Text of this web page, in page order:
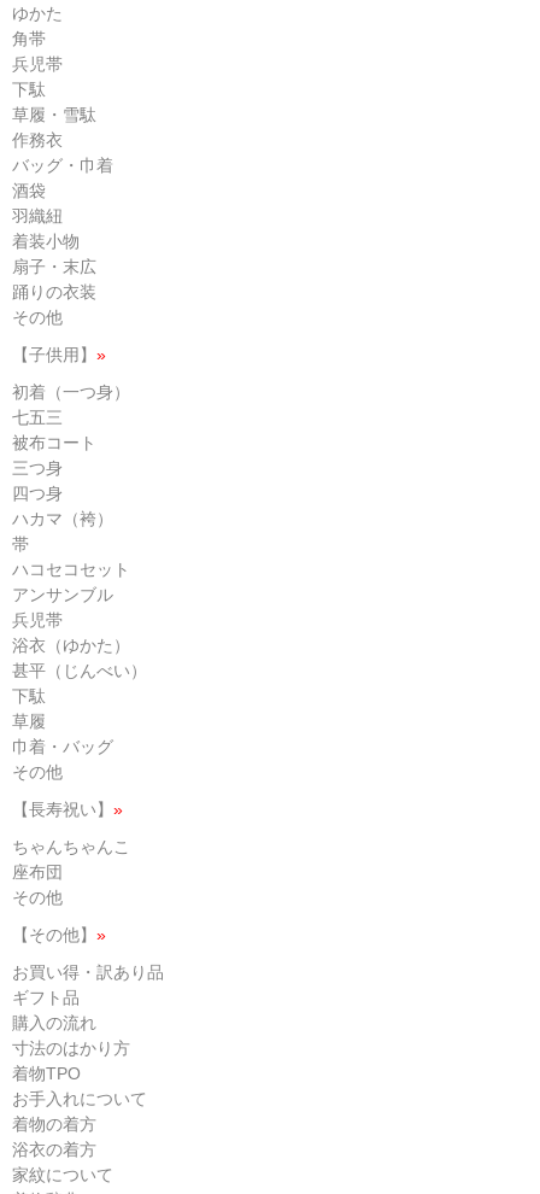
ゆかた
角帯
兵児帯
下駄
草履・雪駄
作務衣
バッグ・巾着
酒袋
羽織紐
着装小物
扇子・末広
踊りの衣装
その他
【子供用】 »
初着（一つ身）
七五三
被布コート
三つ身
四つ身
ハカマ（袴）
帯
ハコセコセット
アンサンブル
兵児帯
浴衣（ゆかた）
甚平（じんべい）
下駄
草履
巾着・バッグ
その他
【長寿祝い】 »
ちゃんちゃんこ
座布団
その他
【その他】 »
お買い得・訳あり品
ギフト品
購入の流れ
寸法のはかり方
着物TPO
お手入れについて
着物の着方
浴衣の着方
家紋について